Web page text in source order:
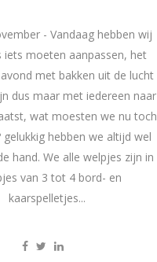
- Vandaag hebben wij
iets moeten aanpassen, het
met bakken uit de lucht
dus maar met iedereen naar
wat moesten we nu toch
gelukkig hebben we altijd wel
hand. We alle welpjes zijn in
van 3 tot 4 bord- en
kaarspelletjes...